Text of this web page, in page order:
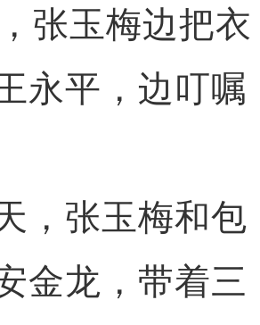
张玉梅边把衣
永平，边叮嘱
张玉梅和包
金龙，带着三